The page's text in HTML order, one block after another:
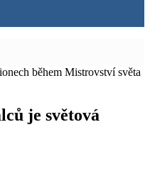
během Mistrovství světa
je světová